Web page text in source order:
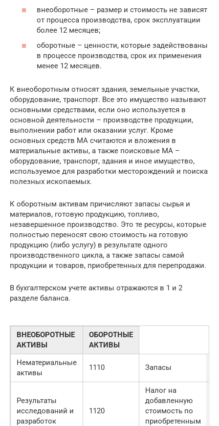
внеоборотные – размер и стоимость не зависят
от процесса производства, срок эксплуатации
более 12 месяцев;
оборотные – ценности, которые задействованы
в процессе производства, срок их применения
менее 12 месяцев.
К внеоборотным относят здания, земельные участки,
оборудование, транспорт. Все это имущество называют
основными средствами, если оно используется в
основной деятельности – производстве продукции,
выполнении работ или оказании услуг. Кроме
основных средств МА считаются и вложения в
материальные активы, а также поисковые МА –
оборудование, транспорт, здания и иное имущество,
используемое для разработки месторождений и поиска
полезных ископаемых.
К оборотным активам причисляют запасы сырья и
материалов, готовую продукцию, топливо,
незавершенное производство. Это те ресурсы, которые
полностью переносят свою стоимость на готовую
продукцию (либо услугу) в результате одного
производственного цикла, а также запасы самой
продукции и товаров, приобретенных для перепродажи.
В бухгалтерском учете активы отражаются в 1 и 2
разделе баланса.
ВНЕОБОРОТНЫЕ
АКТИВЫ
ОБОРОТНЫЕ
АКТИВЫ
Нематериальные
активы
1110 Запасы
Результаты
исследований и
разработок
1120
Налог на
добавленную
стоимость по
приобретенным